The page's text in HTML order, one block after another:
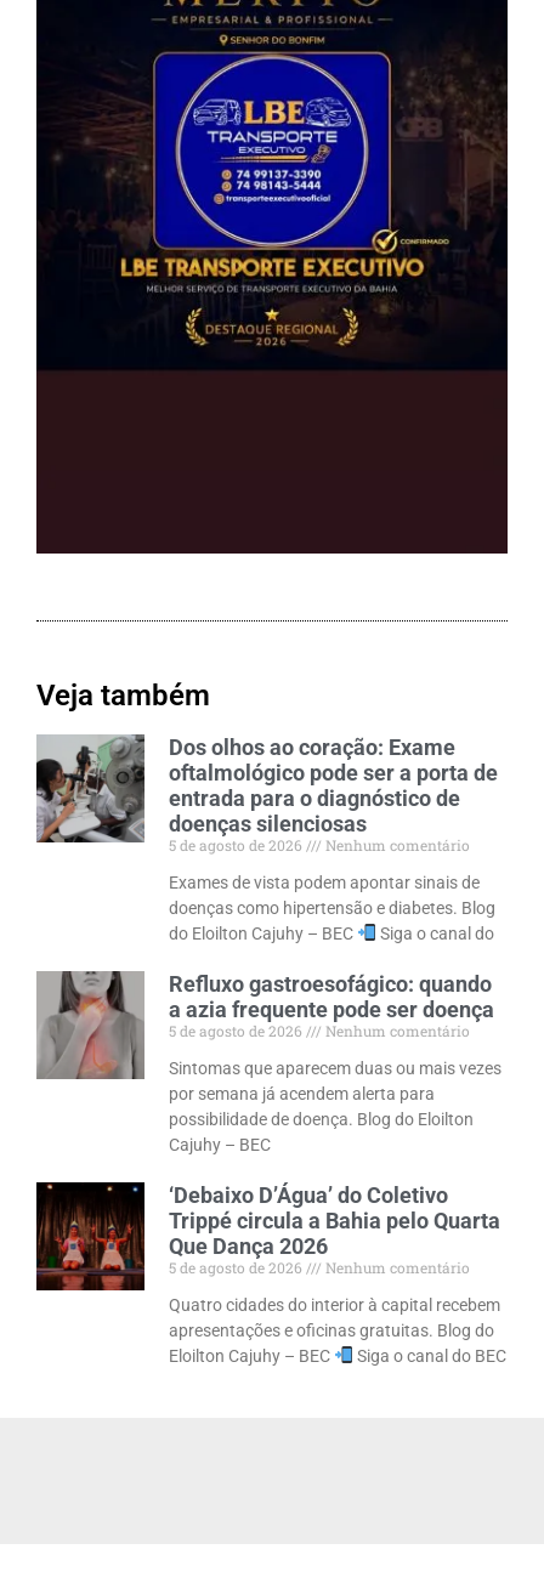
Veja também
Dos olhos ao coração: Exame
oftalmológico pode ser a porta de
entrada para o diagnóstico de
doenças silenciosas
5 de agosto de 2026
Nenhum comentário
Exames de vista podem apontar sinais de
doenças como hipertensão e diabetes. Blog
do Eloilton Cajuhy – BEC
Siga o canal do
Refluxo gastroesofágico: quando
a azia frequente pode ser doença
5 de agosto de 2026
Nenhum comentário
Sintomas que aparecem duas ou mais vezes
por semana já acendem alerta para
possibilidade de doença. Blog do Eloilton
Cajuhy – BEC
‘Debaixo D’Água’ do Coletivo
Trippé circula a Bahia pelo Quarta
Que Dança 2026
5 de agosto de 2026
Nenhum comentário
Quatro cidades do interior à capital recebem
apresentações e oficinas gratuitas. Blog do
Eloilton Cajuhy – BEC
Siga o canal do BEC